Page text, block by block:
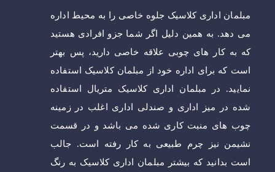
مبلمان اداری کلاسیک جلوه خاصی را به محیط اداره
می دهد. به همین دلیل اگر شما جزو افرادی هستید
که به کار های چوبی علاقه خاصی دارید، پس بهتر
است که برای اداره خود از مبلمان کلاسیک استفاده
نمایید. در مبلمان اداری کلاسیک متریال استفاده
شده در میز اداری و صندلی اداری اغلب در زمینه
چوب های منبت کاری شده می باشد و در قسمت
نشیمن نیز چرم طبیعی به کار رفته است. جالب
است بدانید که بیشتر مبلمان اداری کلاسیک به رنگ